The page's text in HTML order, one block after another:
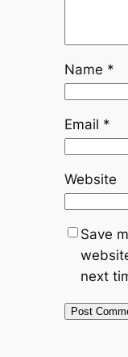
Name *
Email *
Website
Save
next